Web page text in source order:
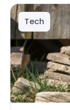
Tech